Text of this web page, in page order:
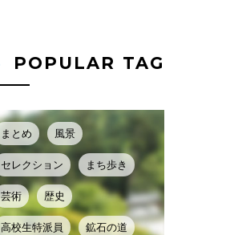
POPULAR TAG
まとめ 風景
セレクション まち歩き
芸術 歴史
高校生特派員 鉱石の道